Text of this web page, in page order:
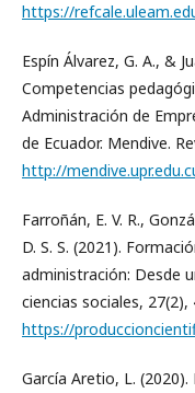
https://
Espín Álvarez, G. A., &
Competencias
Administración de
de Ecuador. Mendive.
http://
Farroñán, E. V. R.,
D. S. S. (2021).
administración: Desde
ciencias sociales, 27(2),
https://
García Aretio, L.